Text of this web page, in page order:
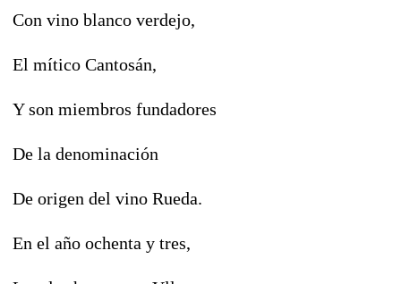
Con vino blanco verdejo,
El mítico Cantosán,
Y son miembros fundadores
De la denominación
De origen del vino Rueda.
En el año ochenta y tres,